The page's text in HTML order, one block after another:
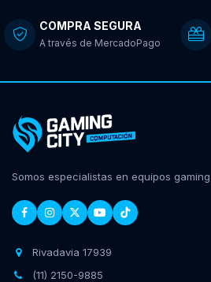
COMPRA SEGURA
A través de MercadoPago
Somos especialistas en equipos
Rivadavia 17939
(11) 2150-9885